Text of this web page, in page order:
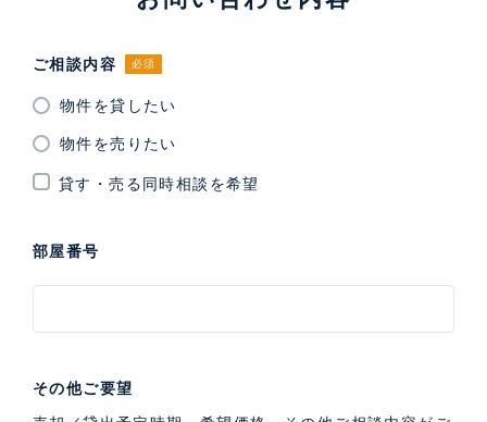
ご相談内容 必須
物件を貸したい
物件を売りたい
貸す・売る同時相談を希望
部屋番号
その他ご要望